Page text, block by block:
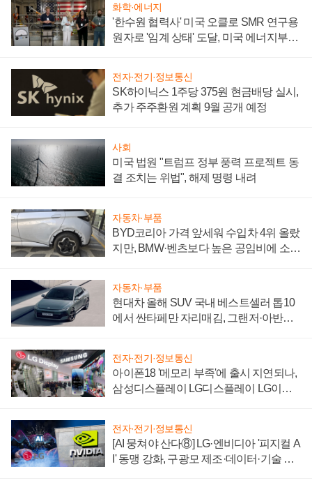
화학·에너지
'한수원 협력사' 미국 오클로 SMR 연구용
원자로 '임계 상태' 도달, 미국 에너지부
전자·전기·정보통신
SK하이닉스 1주당 375원 현금배당 실시,
추가 주주환원 계획 9월 공개 예정
사회
미국 법원 "트럼프 정부 풍력 프로젝트 동
결 조치는 위법", 해제 명령 내려
자동차·부품
BYD코리아 가격 앞세워 수입차 4위 올랐
지만, BMW·벤츠보다 높은 공임비에 소비
자동차·부품
현대차 올해 SUV 국내 베스트셀러 톱10
에서 싼타페만 자리매김, 그랜저·아반떼
전자·전기·정보통신
아이폰18 '메모리 부족'에 출시 지연되나,
삼성디스플레이 LG디스플레이 LG이노
전자·전기·정보통신
[AI 뭉쳐야 산다⑧] LG·엔비디아 '피지컬 A
I' 동맹 강화, 구광모 제조·데이터·기술 결